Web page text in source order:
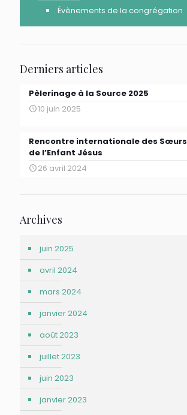
Évènements de la congrégation
Derniers articles
Pèlerinage à la Source 2025
10 juin 2025
Rencontre internationale des Sœurs
de l’Enfant Jésus
26 avril 2024
Archives
juin 2025
avril 2024
mars 2024
janvier 2024
août 2023
juillet 2023
juin 2023
janvier 2023